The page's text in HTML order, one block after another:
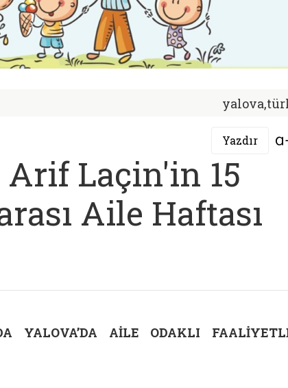
Yazdır
Laçin'in 15
Aile Haftası
YALOVA’DA AİLE ODAKLI